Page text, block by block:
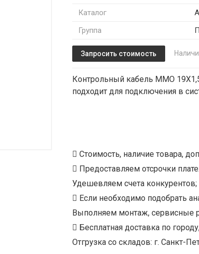
Каталог
Группа
Запросить стоимость
Контрольный кабель MMO
подходит для подключения в
Стоимость, наличие товара,
Предоставляем отсрочки
Удешевляем счета конкурентов;
Если необходимо подобрать
Выполняем монтаж, сервисные
Бесплатная доставка по
Отгрузка со складов: г. Санкт-